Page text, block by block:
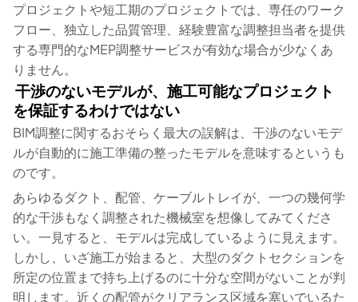
プロジェクトや短工期のプロジェクトでは、専任のワーク
フロー、独立した品質管理、経験豊富な調整担当者を提供
する専門的なMEP調整サービスが有効な場合が少なくあ
りません。
干渉のないモデルが、施工可能なプロジェクト
を保証するわけではない
BIM調整に関するおそらく最大の誤解は、干渉のないモデ
ルが自動的に施工準備の整ったモデルを意味するというも
のです。
あらゆるダクト、配管、ケーブルトレイが、一つの幾何学
的な干渉もなく調整された機械室を想像してみてくださ
い。一見すると、モデルは完成しているように見えます。
しかし、いざ施工が始まると、大型のダクトセクションを
所定の位置まで持ち上げるのに十分な空間がないことが判
明します。近くの配管がクリアランス区域を塞いでいるた